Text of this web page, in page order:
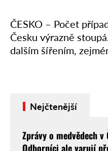
ČESKO – Počet
Česku výrazně
dalším šířením,
Nejčtenější
Zprávy o medvědech
Odborníci ale varují